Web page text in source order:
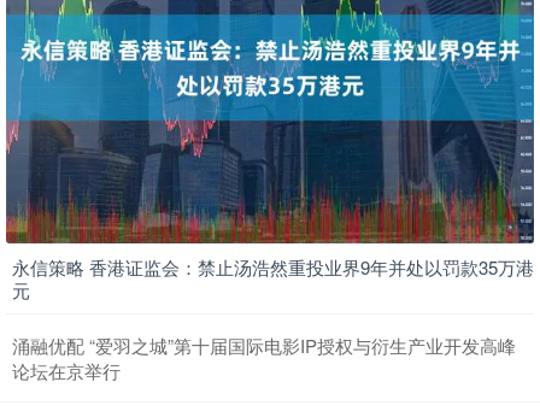
永信策略 香港证监会：禁止汤浩然重投业界9年并处以罚款35万港
元
涌融优配 “爱羽之城”第十届国际电影IP授权与衍生产业开发高峰
论坛在京举行